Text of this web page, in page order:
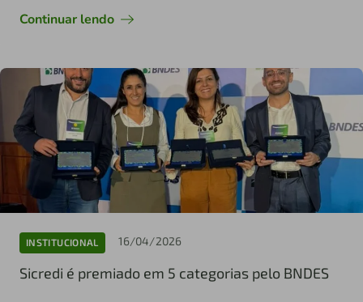
Continuar lendo
INSTITUCIONAL 16/04/2026
Sicredi é premiado em 5 categorias pelo BNDES